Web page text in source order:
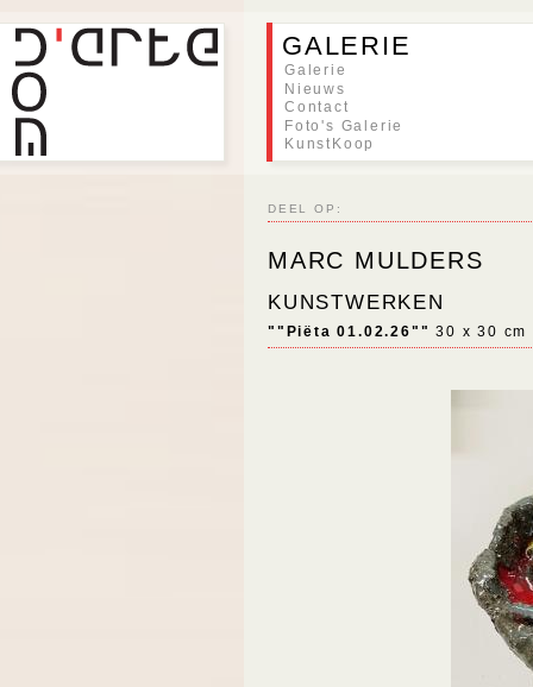
GALERIE
Galerie
Nieuws
Contact
Foto's Galerie
KunstKoop
DEEL OP:
MARC MULDERS
KUNSTWERKEN
""Piëta 01.02.26"" 30 x 30